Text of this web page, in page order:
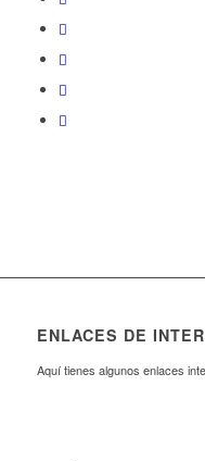
ENLACES DE
Aquí tienes algunos enlaces